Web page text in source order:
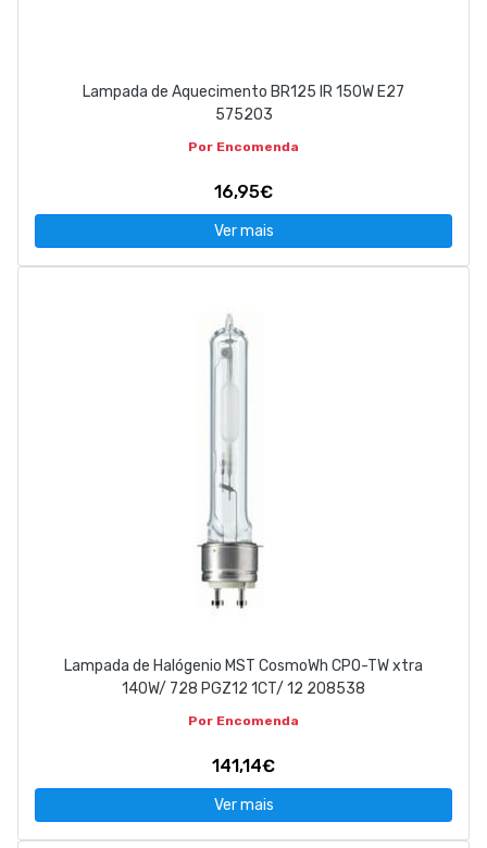
Lampada de Aquecimento BR125 IR 150W E27
575203
Por Encomenda
16,95€
Ver mais
Lampada de Halógenio MST CosmoWh CPO-TW xtra
140W/ 728 PGZ12 1CT/ 12 208538
Por Encomenda
141,14€
Ver mais